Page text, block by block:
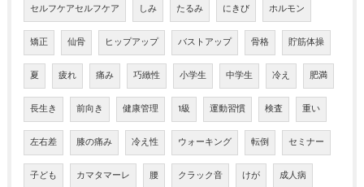
セルフケアセルフケア しみ たるみ にきび ホルモン
矯正 仙骨 ヒップアップ バストアップ 骨格 貯筋体操
夏 疲れ 痛み 巧緻性 小学生 中学生 冷え 肥満
長生き 前向き 健康管理 1級 運動習慣 検査 重い
左右差 膝の痛み 冷え性 ウォーキング 転倒 セミナー
子ども カマタマーレ 腰 クラック音 けが 成人病